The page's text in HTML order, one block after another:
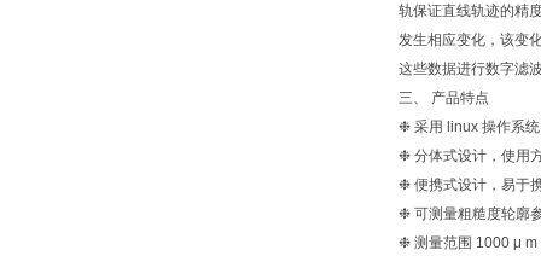
轨保证直线轨迹的精
发生相应变化，该变
这些数据进行数字滤
三、 产品特点
❉ 采用 linux 操作系
❉ 分体式设计，使用
❉ 便携式设计，易于
❉ 可测量粗糙度轮廓
❉ 测量范围 1000 μ m